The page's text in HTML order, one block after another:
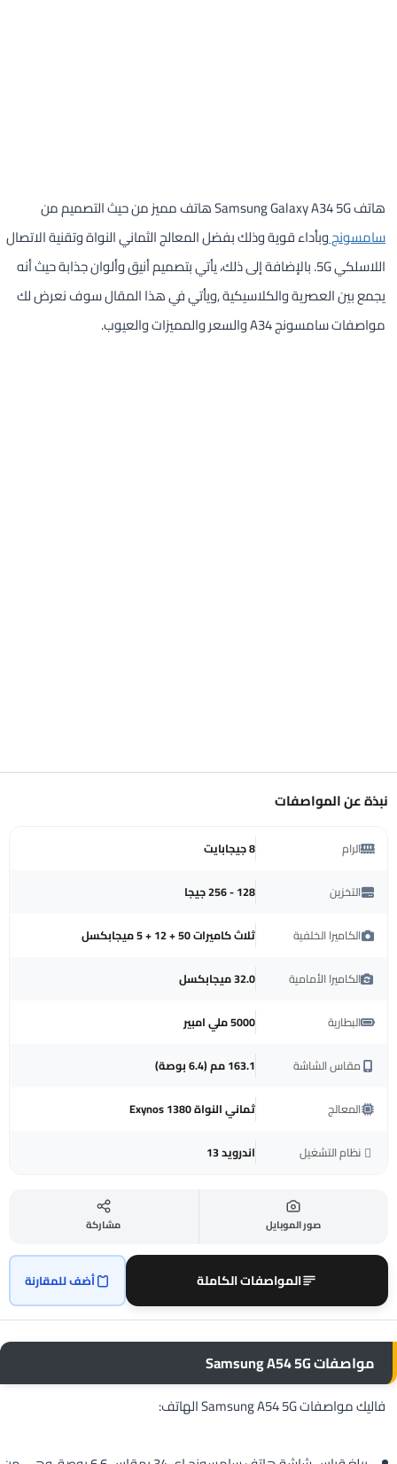
هاتف Samsung Galaxy A34 5G هاتف مميز من حيث التصميم من
سامسونجوبأداء قوية وذلك بفضل المعالج الثماني النواة وتقنية الاتصال
اللاسلكي 5G. بالإضافة إلى ذلك، يأتي بتصميم أنيق وألوان جذابة حيث أنه
يجمع بين العصرية والكلاسيكية ,ويأتي في هذا المقال سوف نعرض لك
مواصفات سامسونج A34 والسعر والمميزات والعيوب.
نبذة عن المواصفات
الرام 8 جيجابايت
التخزين 128 - 256 جيجا
الكاميرا الخلفية ثلاث كاميرات 50 + 12 + 5 ميجابكسل
الكاميرا الأمامية 32.0 ميجابكسل
البطارية 5000 ملي امبير
مقاس الشاشة ‎163.1 مم (6.4 بوصة)‎
المعالج ثماني النواة Exynos 1380
نظام التشغيل اندرويد 13
صور الموبايل مشاركة
المواصفات الكاملة أضف للمقارنة
مواصفات Samsung A54 5G
فاليك مواصفات Samsung A54 5G الهاتف: